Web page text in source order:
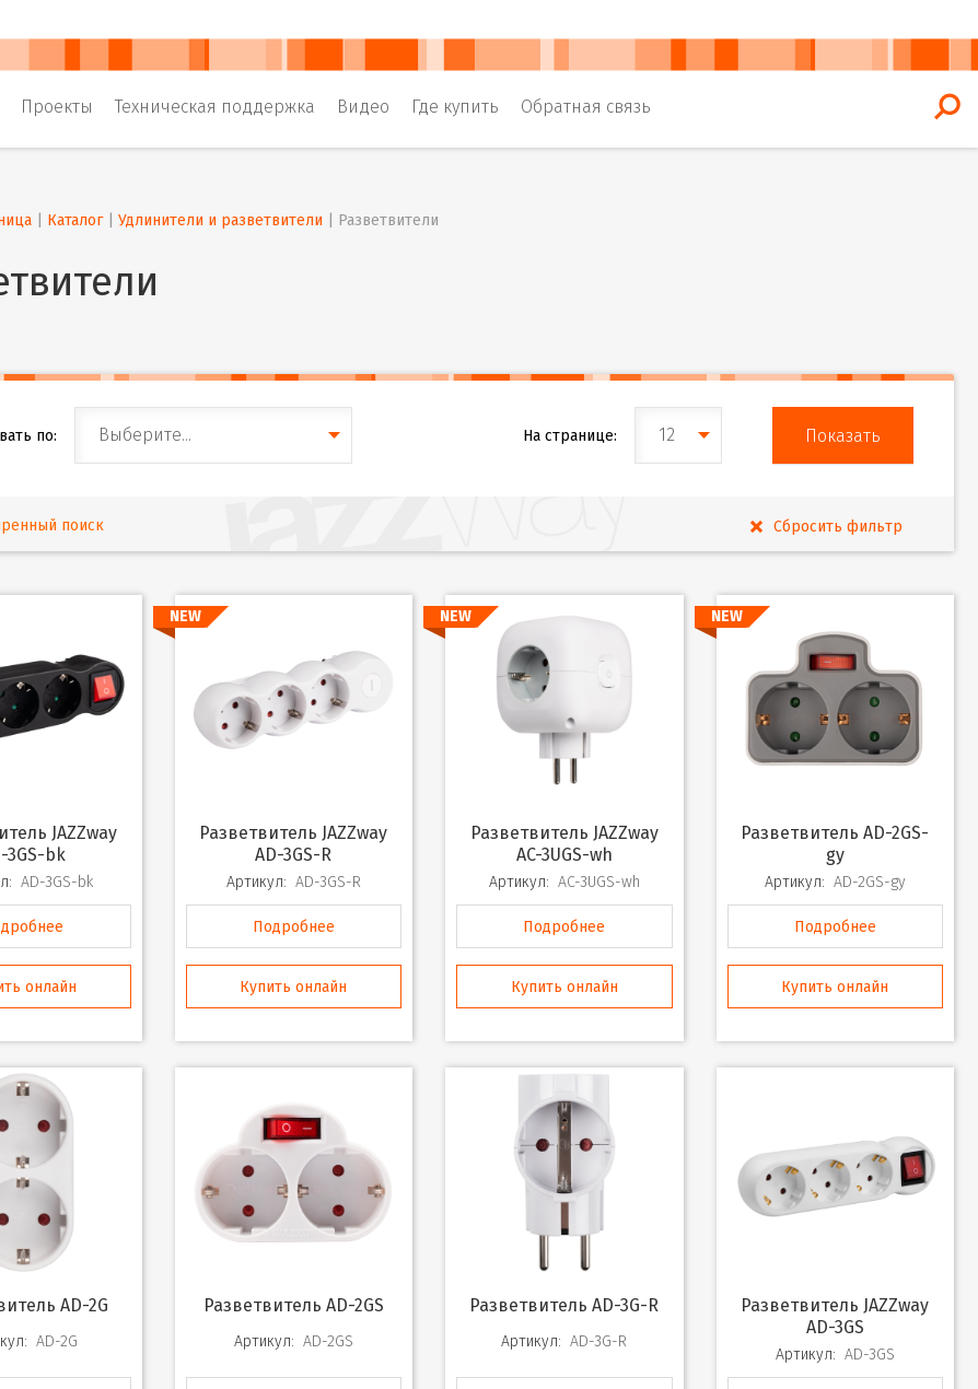
Проекты Техническая поддержка Видео Где купить Обратная связь
Каталог | Удлинители и разветвители Разветвители
по: Выберите... На странице: 12
поиск
3GS-bk
AD-3GS-bk
онлайн
NEW
Разветвитель JAZZway
AD-3GS-R
Артикул: AD-3GS-R
Подробнее
Купить онлайн
NEW
Разветвитель JAZZway
AC-3UGS-wh
Артикул: AC-3UGS-wh
Подробнее
Купить онлайн
NEW
Разветвитель AD-2GS-
gy
Артикул: AD-2GS-gy
Подробнее
Купить онлайн
AD-2G
AD-2G
Разветвитель AD-2GS
Артикул: AD-2GS
Разветвитель AD-3G-R
Артикул: AD-3G-R
Разветвитель JAZZway
AD-3GS
Артикул: AD-3GS